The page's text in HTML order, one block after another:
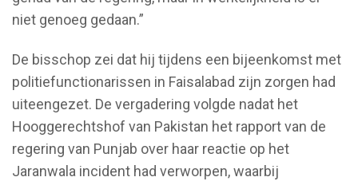
niet genoeg gedaan.”
De bisschop zei dat hij tijdens een bijeenkomst met
politiefunctionarissen in Faisalabad zijn zorgen had
uiteengezet. De vergadering volgde nadat het
Hooggerechtshof van Pakistan het rapport van de
regering van Punjab over haar reactie op het
Jaranwala incident had verworpen, waarbij